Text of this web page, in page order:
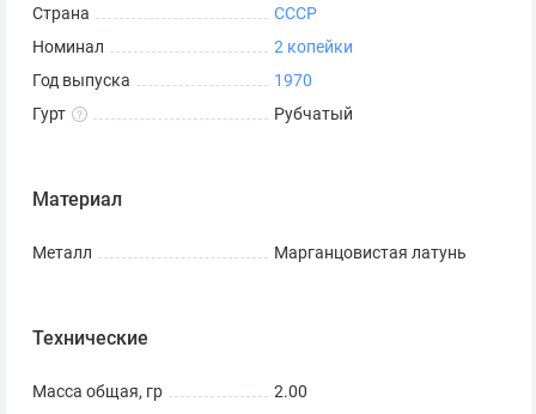
Страна
СССР
Номинал
2 копейки
Год выпуска
1970
Гурт
Рубчатый
Материал
Металл Марганцовистая латунь
Технические
Масса общая, гр
2.00